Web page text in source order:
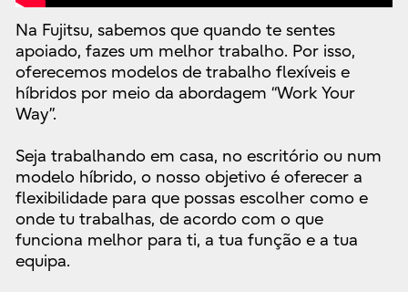
Na Fujitsu, sabemos que quando te sentes
apoiado, fazes um melhor trabalho. Por isso,
oferecemos modelos de trabalho flexíveis e
híbridos por meio da abordagem “Work Your
Way”.
Seja trabalhando em casa, no escritório ou num
modelo híbrido, o nosso objetivo é oferecer a
flexibilidade para que possas escolher como e
onde tu trabalhas, de acordo com o que
funciona melhor para ti, a tua função e a tua
equipa.